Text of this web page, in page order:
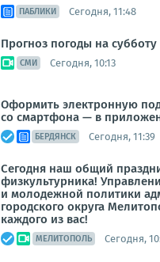
ПАБЛИКИ Сегодня, 11:48
Прогноз погоды на субботу
СМИ Сегодня, 10:13
Оформить электронную
со смартфона — в
БЕРДЯНСК Сегодня, 11:39
Сегодня наш общий
физкультурника!
и молодежной политики
городского округа
каждого из вас!
МЕЛИТОПОЛЬ Сегодня,